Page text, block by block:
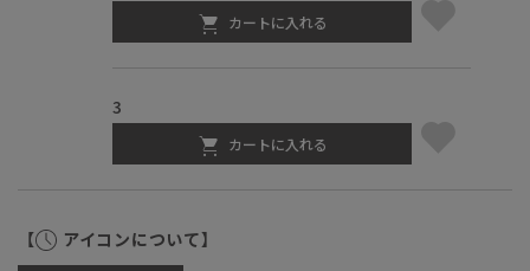
カートに入れる
3
カートに入れる
【 アイコンについて】